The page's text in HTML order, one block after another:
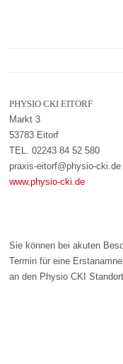
PHYSIO CKI EITORF
Markt 3
53783 Eitorf
TEL. 02243 84 52 580
praxis-eitorf@physio-cki.de
www.physio-cki.de
Sie können bei akuten
Termin für eine
an den Physio CKI